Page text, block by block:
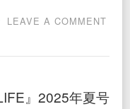
LEAVE A COMMENT
究
謎』
』2025年夏号